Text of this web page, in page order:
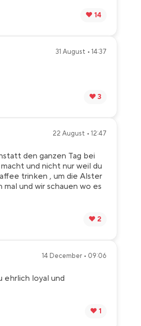
❤️ 14
31 August • 14:37
❤️ 3
22 August • 12:47
den ganzen Tag bei
und nicht nur weil du
trinken , um die Alster
und wir schauen wo es
❤️ 2
14 December • 09:06
ehrlich loyal und
❤️ 1